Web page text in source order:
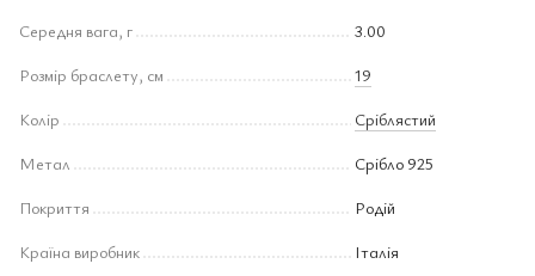
Середня вага, г
3.00
Розмір браслету, см
19
Колір
Сріблястий
Метал
Срібло 925
Покриття
Родій
Країна виробник
Італія